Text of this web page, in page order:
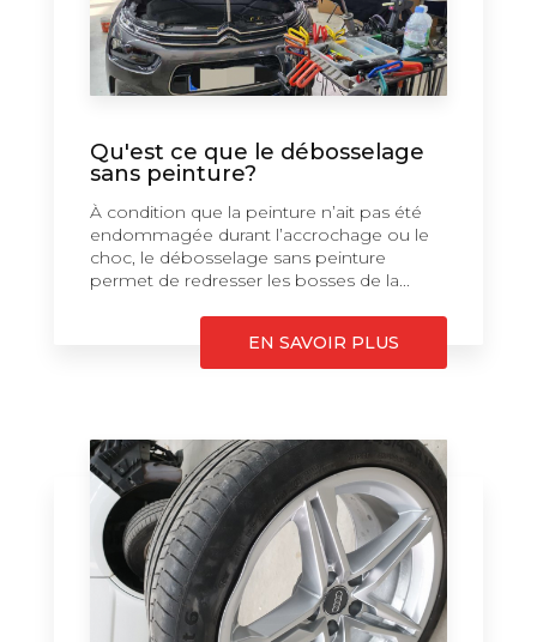
Qu'est ce que le débosselage
sans peinture?
À condition que la peinture n’ait pas été
endommagée durant l’accrochage ou le
choc, le débosselage sans peinture
permet de redresser les bosses de la...
EN SAVOIR PLUS